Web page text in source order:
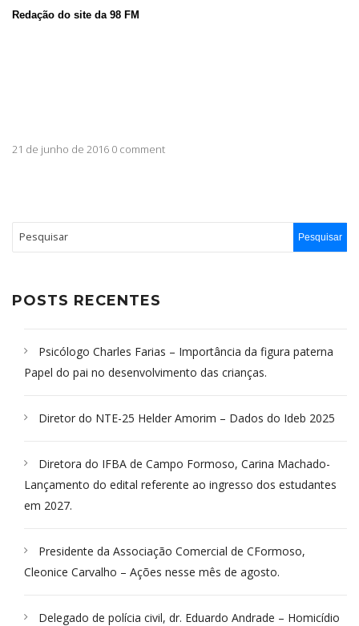
Redação do site da 98 FM
21 de junho de 2016 0 comment
POSTS RECENTES
Psicólogo Charles Farias – Importância da figura paterna
Papel do pai no desenvolvimento das crianças.
Diretor do NTE-25 Helder Amorim – Dados do Ideb 2025
Diretora do IFBA de Campo Formoso, Carina Machado-
Lançamento do edital referente ao ingresso dos estudantes
em 2027.
Presidente da Associação Comercial de CFormoso,
Cleonice Carvalho – Ações nesse mês de agosto.
Delegado de polícia civil, dr. Eduardo Andrade – Homicídio